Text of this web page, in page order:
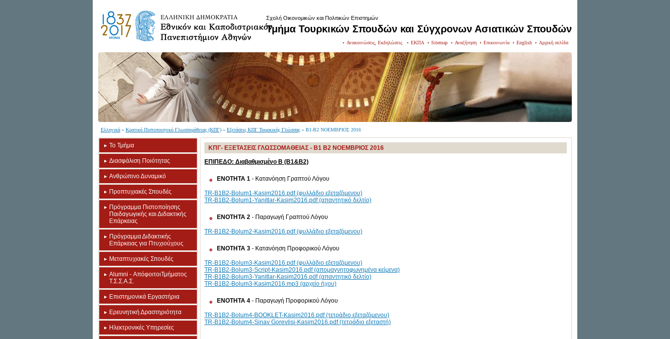
Σχολή Οικονομικών και Πολιτικών Επιστημών
Τμήμα Τουρκικών Σπουδών και Σύγχρονων Ασιατικών Σπουδών
Ανακοινώσεις, Εκδηλώσεις ΕΚΠΑ Sitemap Αναζήτηση Επικοινωνία English Αρχική σελίδα
Ελληνικά » Κρατικό Πιστοποιητικό Γλωσσομάθειας (ΚΠΓ) » Εξετάσεις ΚΠΓ Τουρκικής Γλώσσας » Β1-Β2 ΝΟΕΜΒΡΙΟΣ 2016
Το Τμήμα
Διασφάλιση Ποιότητας
Ανθρώπινο Δυναμικό
Προπτυχιακές Σπουδές
Πρόγραμμα Πιστοποίησης
Παιδαγωγικής και Διδακτικής
Επάρκειας
Πρόγραμμα Διδακτικής
Επάρκειας για Πτυχιούχους
Μεταπτυχιακές Σπουδές
Alumni - ΑπόφοιτοιΤμήματος
Τ.Σ.Σ.Α.Σ.
Επιστημονικά Εργαστήρια
Eρευνητική Δραστηριότητα
Ηλεκτρονικές Υπηρεσίες
ΚΠΓ- ΕΞΕΤΑΣΕΙΣ ΓΛΩΣΣΟΜΑΘΕΙΑΣ - Β1 Β2 ΝΟΕΜΒΡΙΟΣ 2016
ΕΠΙΠΕΔΟ: Διαβαθμισμένο Β (Β1&Β2)
ΕΝΟΤΗΤΑ 1 - Κατανόηση Γραπτού Λόγου
TR-B1B2-Bolum1-Kasim2016.pdf (φυλλάδιο εξεταζόμενου)
TR-B1B2-Bolum1-Yanitlar-Kasim2016.pdf (απαντητικό δελτίο)
ΕΝΟΤΗΤΑ 2 - Παραγωγή Γραπτού Λόγου
TR-B1B2-Bolum2-Kasim2016.pdf (φυλλάδιο εξεταζόμενου)
ΕΝΟΤΗΤΑ 3 - Κατανόηση Προφορικού Λόγου
TR-B1B2-Bolum3-Kasim2016.pdf (φυλλάδιο εξεταζόμενου)
TR-B1B2-Bolum3-Script-Kasim2016.pdf (απομαγνητοφωνημένα κείμενα)
TR-B1B2-Bolum3-Yanitlar-Kasim2016.pdf (απαντητικό δελτίο)
TR-B1B2-Bolum3-Kasim2016.mp3 (αρχείο ήχου)
ΕΝΟΤΗΤΑ 4 - Παραγωγή Προφορικού Λόγου
TR-B1B2-Bolum4-BOOKLET-Kasim2016.pdf (τετράδιο εξεταζόμενου)
TR-B1B2-Bolum4-Sinav Gorevlisi-Kasim2016.pdf (τετράδιο εξεταστή)